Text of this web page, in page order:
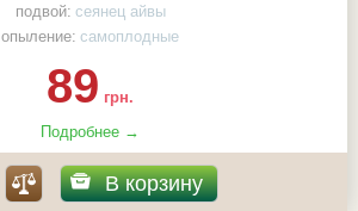
подвой: сеянец айвы
опыление: самоплодные
89 грн.
Подробнее →
В корзину